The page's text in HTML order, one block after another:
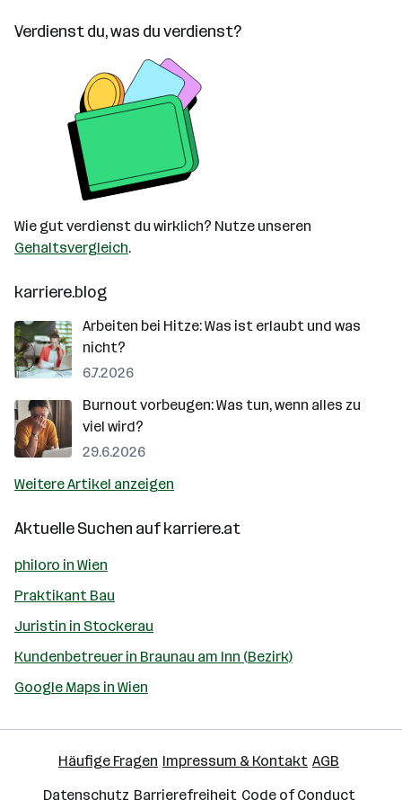
Verdienst du, was du verdienst?
Wie gut verdienst du wirklich? Nutze unseren
Gehaltsvergleich.
karriere.blog
Arbeiten bei Hitze: Was ist erlaubt und was
nicht?
6.7.2026
Burnout vorbeugen: Was tun, wenn alles zu
viel wird?
29.6.2026
Weitere Artikel anzeigen
Aktuelle Suchen aufkarriere.at
philoro in Wien
Praktikant Bau
Juristin in Stockerau
Kundenbetreuer in Braunau am Inn (Bezirk)
Google Maps in Wien
Häufige Fragen Impressum & Kontakt AGB
Datenschutz Barrierefreiheit Code of Conduct